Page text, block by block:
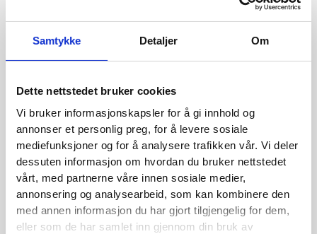
Samtykke Detaljer Om
Dette nettstedet bruker cookies
Vi bruker informasjonskapsler for å gi innhold og
annonser et personlig preg, for å levere sosiale
mediefunksjoner og for å analysere trafikken vår. Vi deler
dessuten informasjon om hvordan du bruker nettstedet
vårt, med partnerne våre innen sosiale medier,
annonsering og analysearbeid, som kan kombinere den
med annen informasjon du har gjort tilgjengelig for dem,
eller som de har samlet inn gjennom din bruk av
BLI MEDLEM
Siste nytt
Nordisk Forsikringstidsskrift nr. 1/2026
Nominer din kandidat til Forsikringsprisen 2025
Nordisk Forsikringstidsskrift nr. 1/2025